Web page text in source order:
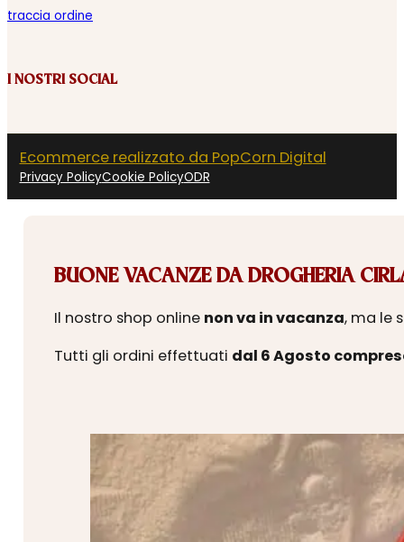
traccia ordine
I NOSTRI SOCIAL
Ecommerce realizzato da PopCorn Digital
Privacy PolicyCookie PolicyODR
BUONE VACANZE DA DROGHERIA
Il nostro shop online non va in vacanza, ma le
Tutti gli ordini effettuati dal 6 Agosto